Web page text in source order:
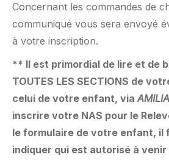
Concernant les commandes de
communiqué vous sera envoyé
à votre inscription.
** Il est primordial de lire et de
TOUTES LES SECTIONS de
celui de votre enfant, viaAMILIA
inscrire votre NAS pour le
le formulaire de votre enfant, il
indiquer qui est autorisé à